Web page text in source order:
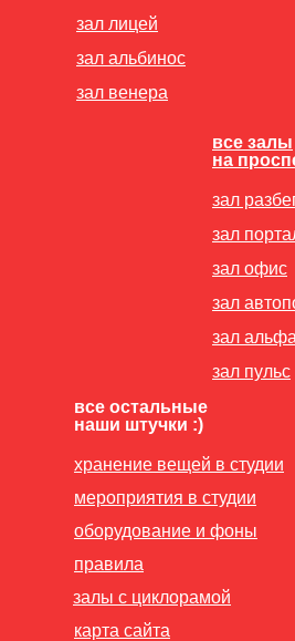
карта сайта
хранение вещей в студии
мероприятия в студии
залы с циклорамой
оборудование и фоны
правила
все остальные
наши штучки :)
зал
зал
зал альфа
зал пульс
зал офис
зал
все залы
на
зал альбинос
зал венера
зал лицей